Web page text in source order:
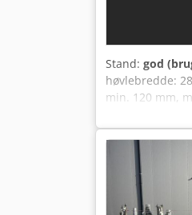
Stand: god
høvlebredde:
min. 120 mm,
kW